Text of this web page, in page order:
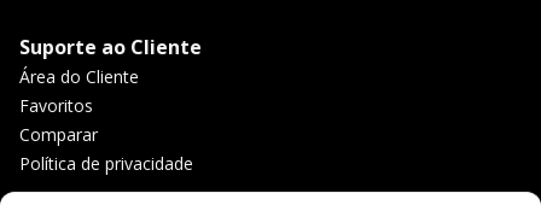
Suporte ao Cliente
Área do Cliente
Favoritos
Comparar
Política de privacidade